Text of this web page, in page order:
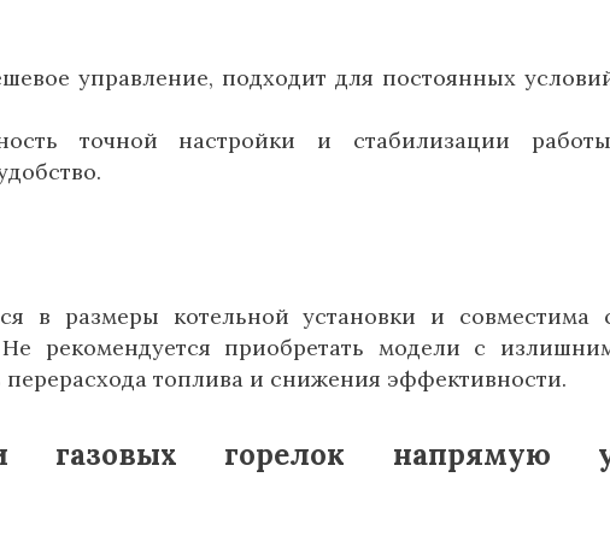
управление, подходит для постоянных
точной настройки и стабилизации
в размеры котельной установки и совместима
рекомендуется приобретать модели с
топлива и снижения эффективности.
газовых горелок напрямую